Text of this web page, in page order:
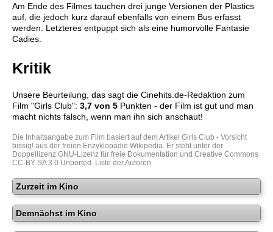
Am Ende des Filmes tauchen drei junge Versionen der Plastics
auf, die jedoch kurz darauf ebenfalls von einem Bus erfasst
werden. Letzteres entpuppt sich als eine humorvolle Fantasie
Cadies.
Kritik
Unsere Beurteilung, das sagt die Cinehits.de-Redaktion zum
Film "Girls Club": 3,7 von 5 Punkten - der Film ist gut und man
macht nichts falsch, wenn man ihn sich anschaut!
Die Inhaltsangabe zum Film basiert auf dem Artikel Girls Club - Vorsicht
bissig! aus der freien Enzyklopädie Wikipedia. Er steht unter der
Doppellizenz GNU-Lizenz für freie Dokumentation und Creative Commons
CC-BY-SA 3.0 Unported . Liste der Autoren.
Zurzeit im Kino
Demnächst im Kino